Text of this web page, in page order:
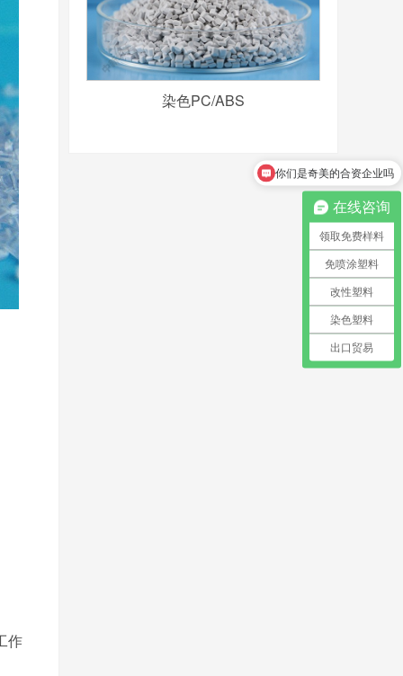
作
染色PC/ABS
在线咨询
领取免费样料
免喷涂塑料
改性塑料
染色塑料
出口贸易
怎么领取免费样料？